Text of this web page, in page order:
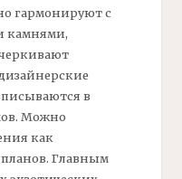
гармонируют с
камнями,
в
Можно
как
планов. Главным